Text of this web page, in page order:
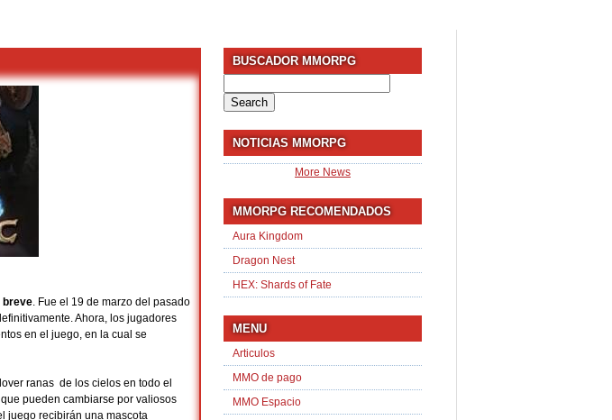
breve. Fue el 19 de marzo del pasado
Ahora, los jugadores
en el juego, en la cual se
ranas de los cielos en todo el
pueden cambiarse por valiosos
juego recibirán una mascota
BUSCADOR MMORPG
for:
NOTICIAS MMORPG
More News
MMORPG RECOMENDADOS
Aura Kingdom
Dragon Nest
HEX: Shards of Fate
MENU
Articulos
MMO de pago
MMO Espacio